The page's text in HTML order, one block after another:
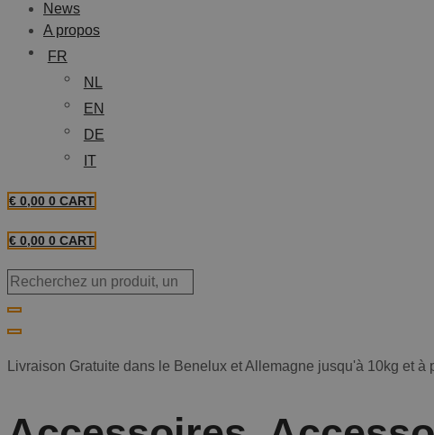
News
A propos
FR
NL
EN
DE
IT
€ 0,00 0 CART
€ 0,00 0 CART
Recherchez
Un
Produit,
Marque...
Livraison Gratuite dans le Benelux et Allemagne jusqu'à 10kg et à